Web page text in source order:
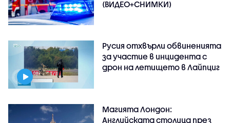
(ВИДЕО+СНИМКИ)
Русия отхвърли обвиненията
за участие в инцидента с
дрон на летището в Лайпциг
Магията Лондон:
Английската столица през